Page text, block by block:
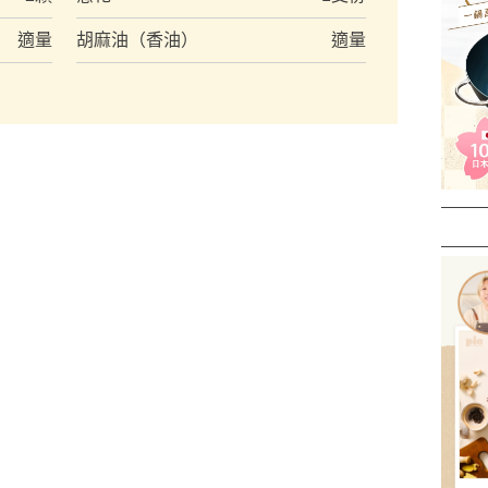
適量 胡麻油（香油） 適量